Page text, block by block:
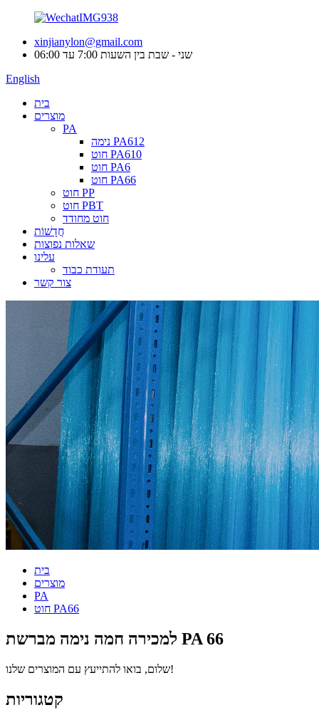
xinjianylon@gmail.com
שני - שבת בין השעות 7:00 עד 06:00
English
בית
מוצרים
PA
נימה PA612
חוט PA610
חוט PA6
חוט PA66
חוט PP
חוט PBT
חוט מחודד
חֲדָשׁוֹת
שאלות נפוצות
עלינו
תעודת כבוד
צור קשר
בית
מוצרים
PA
חוט PA66
למכירה חמה נימה מברשת PA 66
שלום, בואו להתייעץ עם המוצרים שלנו!
קטגוריות